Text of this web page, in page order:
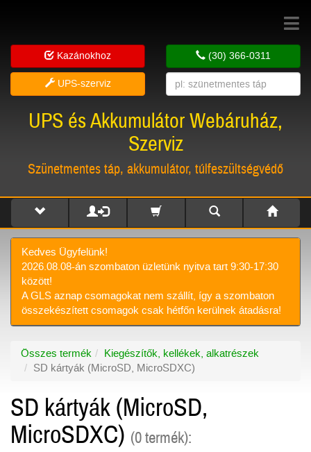
Toggle
Kazánokhoz
UPS-szerviz
(30) 366-0311
UPS és Akkumulátor Webáruház,
Szerviz
Szünetmentes táp, akkumulátor, túlfeszültségvédő
Kedves Ügyfelünk!
2026.08.08-án szombaton üzletünk nyitva tart 9:30-17:30
között!
A GLS aznap csomagokat nem szállít, így a szombaton
összekészített csomagok csak hétfőn kerülnek átadásra!
Összes termék
Kiegészítők, kellékek, alkatrészek
SD kártyák (MicroSD, MicroSDXC)
SD kártyák (MicroSD,
MicroSDXC) (0 termék):